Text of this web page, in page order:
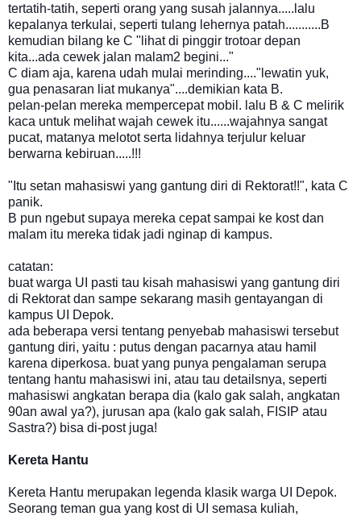
tertatih-tatih, seperti orang yang susah jalannya.....lalu
kepalanya terkulai, seperti tulang lehernya patah...........B
kemudian bilang ke C "lihat di pinggir trotoar depan
kita...ada cewek jalan malam2 begini..."
C diam aja, karena udah mulai merinding...."lewatin yuk,
gua penasaran liat mukanya"....demikian kata B.
pelan-pelan mereka mempercepat mobil. lalu B & C melirik
kaca untuk melihat wajah cewek itu......wajahnya sangat
pucat, matanya melotot serta lidahnya terjulur keluar
berwarna kebiruan.....!!!
"Itu setan mahasiswi yang gantung diri di Rektorat!!", kata C
panik.
B pun ngebut supaya mereka cepat sampai ke kost dan
malam itu mereka tidak jadi nginap di kampus.
catatan:
buat warga UI pasti tau kisah mahasiswi yang gantung diri
di Rektorat dan sampe sekarang masih gentayangan di
kampus UI Depok.
ada beberapa versi tentang penyebab mahasiswi tersebut
gantung diri, yaitu : putus dengan pacarnya atau hamil
karena diperkosa. buat yang punya pengalaman serupa
tentang hantu mahasiswi ini, atau tau detailsnya, seperti
mahasiswi angkatan berapa dia (kalo gak salah, angkatan
90an awal ya?), jurusan apa (kalo gak salah, FISIP atau
Sastra?) bisa di-post juga!
Kereta Hantu
Kereta Hantu merupakan legenda klasik warga UI Depok.
Seorang teman gua yang kost di UI semasa kuliah,